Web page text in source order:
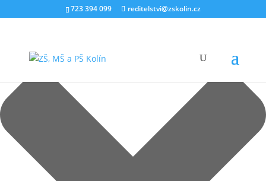
Spravovat souhlas s cookies
723 394 099 reditelstvi@zskolin.cz